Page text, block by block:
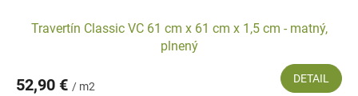
Travertín Classic VC 61 cm x 61 cm x 1,5 cm - matný,
plnený
52,90 € / m2
DETAIL